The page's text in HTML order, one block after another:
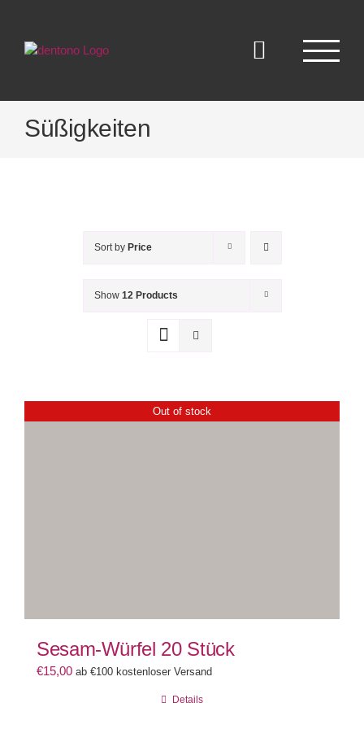
content
Süßigkeiten
Sort by Price
Show 12 Products
Out of stock
Sesam-Würfel 20 Stück
€15,00 ab €100 kostenloser Versand
Details